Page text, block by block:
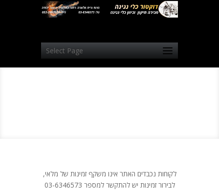
Select Page
לקוחות נכבדים האתר אינו משקף זמינות של מלאי,
לבירור זמינות יש להתקשר למספר 03-6346573